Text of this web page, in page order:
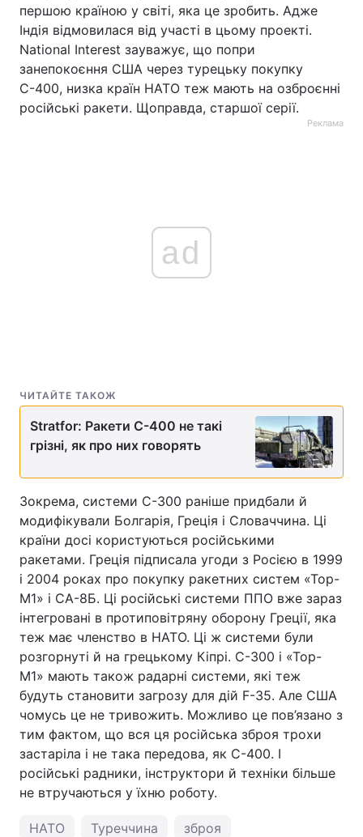
першою країною у світі, яка це зробить. Адже
Індія відмовилася від участі в цьому проекті.
National Interest зауважує, що попри
занепокоєння США через турецьку покупку
С-400, низка країн НАТО теж мають на озброєнні
російські ракети. Щоправда, старшої серії.
Реклама
ad
ЧИТАЙТЕ ТАКОЖ
Stratfor: Ракети С-400 не такі
грізні, як про них говорять
Зокрема, системи С-300 раніше придбали й
модифікували Болгарія, Греція і Словаччина. Ці
країни досі користуються російськими
ракетами. Греція підписала угоди з Росією в 1999
і 2004 роках про покупку ракетних систем «Тор-
М1» і СА-8Б. Ці російські системи ППО вже зараз
інтегровані в протиповітряну оборону Греції, яка
теж має членство в НАТО. Ці ж системи були
розгорнуті й на грецькому Кіпрі. С-300 і «Тор-
М1» мають також радарні системи, які теж
будуть становити загрозу для дій F-35. Але США
чомусь це не тривожить. Можливо це пов’язано з
тим фактом, що вся ця російська зброя трохи
застаріла і не така передова, як С-400. І
російські радники, інструктори й техніки більше
не втручаються у їхню роботу.
НАТО Туреччина зброя